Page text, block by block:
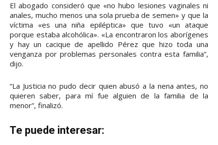
El abogado consideró que «no hubo lesiones vaginales ni
anales, mucho menos una sola prueba de semen» y que la
víctima «es una niña epiléptica» que tuvo «un ataque
porque estaba alcohólica». «La encontraron los aborígenes
y hay un cacique de apellido Pérez que hizo toda una
venganza por problemas personales contra esta familia”,
dijo.
“La Justicia no pudo decir quien abusó a la nena antes, no
quieren saber, para mí fue alguien de la familia de la
menor”, finalizó.
Te puede interesar: